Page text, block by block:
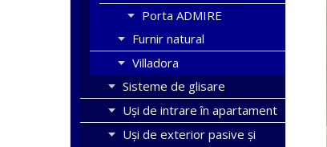
Porta ADMIRE
Furnir natural
Villadora
Sisteme de glisare
Uși de intrare în apartament
Uşi de exterior pasive şi